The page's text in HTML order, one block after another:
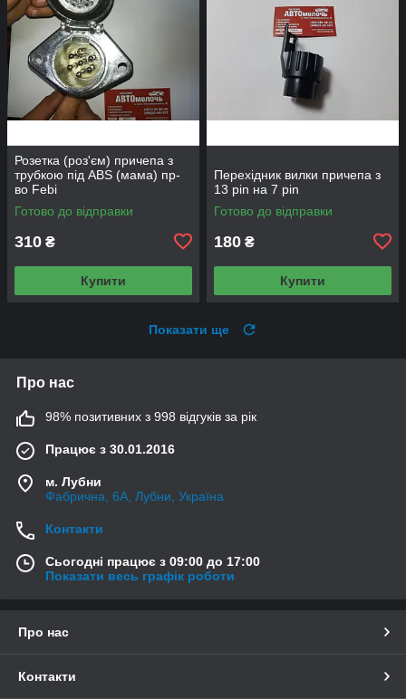
Розетка (роз'єм) причепа з
трубкою під ABS (мама) пр-
во Febi
Готово до відправки
310 ₴
Купити
Перехідник вилки причепа з
13 pin на 7 pin
Готово до відправки
180 ₴
Купити
Показати ще
Про нас
98% позитивних з 998 відгуків за рік
Працює з 30.01.2016
м. Лубни
Фабрична, 6А, Лубни, Україна
Контакти
Сьогодні працює з 09:00 до 17:00
Показати весь графік роботи
Про нас
Контакти